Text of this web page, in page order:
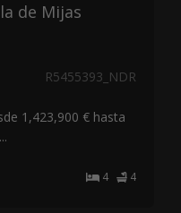
de Mijas
R5455393_NDR
1,423,900 € hasta
4 4